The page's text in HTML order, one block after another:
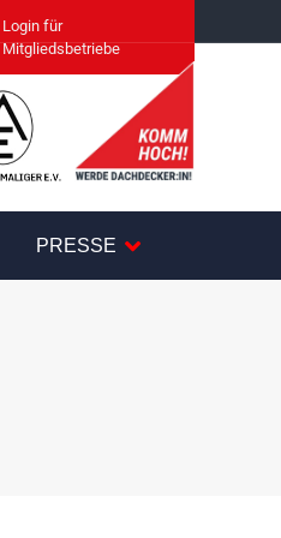
Login für
Mitgliedsbetriebe
PRESSE